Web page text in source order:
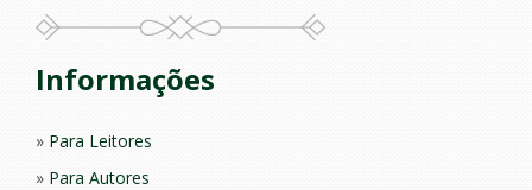
Informações
Para Leitores
Para Autores